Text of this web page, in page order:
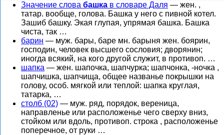
Значение слова башка в словаре Даля — жен. ,
татар. вообще, голова. Башка у него с пивной котел.
Зашиб башку. Экая глупая, упрямая башка. Башка
чиста, так …
барин — муж. бары, баре мн. барыня жен. боярин,
господин, человек высшего сословия; дворянин;
иногда всякий, на кого другой служит, в противоп. …
шапка — жен. шапочка, шапчурка; шапчонка, -ночка ,
шапчишка, шапчища, общее названье покрышки на
голову, особ. мягкой или теплой: шапка круглая,
татарка, …
столб (02) — муж. ряд, порядок, вереница,
направленье или расположенье чего сверху вниз,
стойком или вдоль, противоп. строка , расположенье
поперечное, от руки …